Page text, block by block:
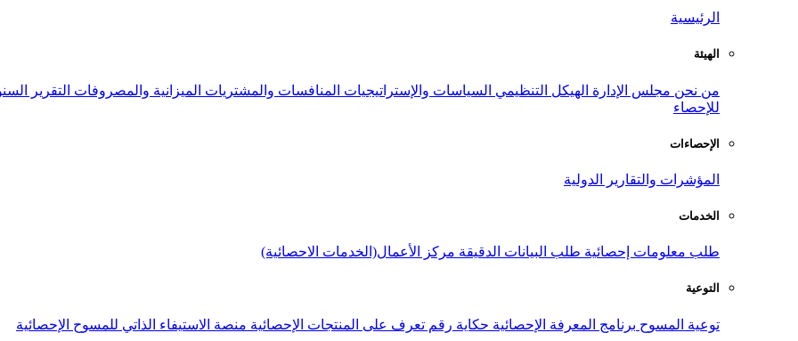
الرئيسية
الهيئة
من نحن مجلس الإدارة الهيكل التنظيمي السياسات والإستراتيجيات المنافسات والمشتريات الميزانية والمصروفات التقرير
للإحصاء
الإحصاءات
المؤشرات والتقارير الدولية
الخدمات
طلب معلومات إحصائية طلب البيانات الدقيقة مركز الأعمال(الخدمات الاحصائية)
التوعية
توعية المسوح برنامج المعرفة الإحصائية حكاية رقم تعرف على المنتجات الإحصائية منصة الاستيفاء الذاتي للمسوح الإحصائية